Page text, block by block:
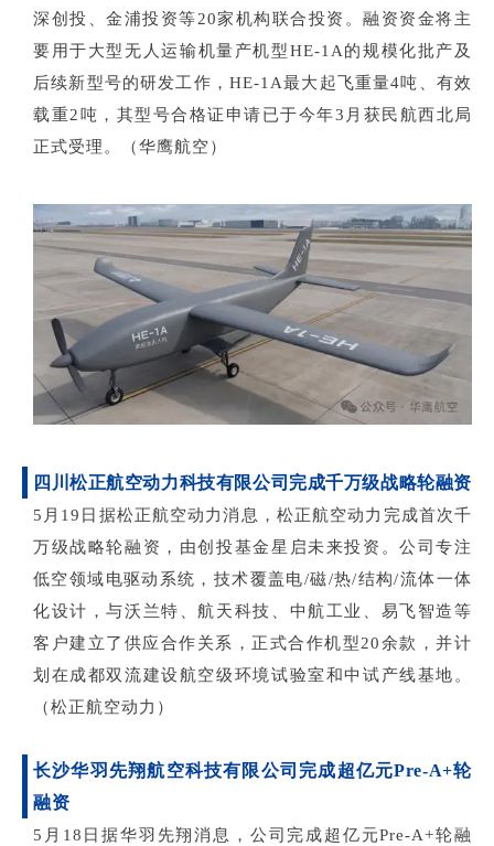
深创投、金浦投资等20家机构联合投资。融资资金将主
要用于大型无人运输机量产机型HE-1A的规模化批产及
后续新型号的研发工作，HE-1A最大起飞重量4吨、有效
载重2吨，其型号合格证申请已于今年3月获民航西北局
正式受理。（华鹰航空）
四川松正航空动力科技有限公司完成千万级战略轮融资
5月19日据松正航空动力消息，松正航空动力完成首次千
万级战略轮融资，由创投基金星启未来投资。公司专注
低空领域电驱动系统，技术覆盖电/磁/热/结构/流体一体
化设计，与沃兰特、航天科技、中航工业、易飞智造等
客户建立了供应合作关系，正式合作机型20余款，并计
划在成都双流建设航空级环境试验室和中试产线基地。
（松正航空动力）
长沙华羽先翔航空科技有限公司完成超亿元Pre-A+轮
融资
5月18日据华羽先翔消息，公司完成超亿元Pre-A+轮融